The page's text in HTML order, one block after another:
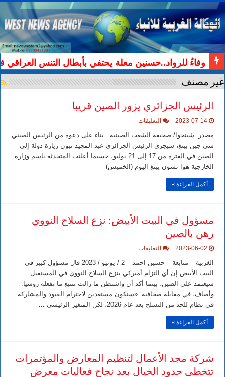
وفاءٌ للرواد..حسنين معلة يحتفي بأبطال التنس العراقي
غير مصنف
الرئيس الجزائري يزور الصين قريبا
2023-07-14 التعليقات
الجزائري
يزور
الصين
قريبا
مغلقة
مصدر: شينخوا/ صحيفة الشعب الصينية بناء على دعوة من الرئيس الصيني
شي جين بينغ، سيجري الرئيس الجزائري عبد المجيد تبون زيارة دولة إلى
الصين في الفترة من 17 إلى 21 يوليو، حسبما أعلنت المتحدثة باسم وزارة
الخارجية هوا تشون يينغ اليوم (الخميس)
أكمل القراءة »
مسؤول في البيت الأبيض: نزع السلاح النووي
رهن بالصين
2023-06-02 التعليقات
في
البيت
الأبيض:
نزع
السلاح
النووي
رهن
بالصين
الغربية – متابعة – حسين احمد – 2 / يونيو / 2023 قال مسؤول كبير في
البيت الأبيض إن أي التزام أميركي بنزع السلاح النووي في المستقبل
سيعتمد على الصين، بينما أكد أن واشنطن ما زالت تتتبع ما تفعله روسيا.
وأضاف، في مقابلة صحافية: «سنكون مستعدين لاحترام القيود والمشاركة
في نظام للحد من التسلح بعد عام 2026، لكن المتغير الرئيسي …
أكمل القراءة »
شركة مجد الأعمال لتنظيم المعارض والمؤتمرات
تتخطى حدود الخيال بعد نجاح فعاليات معرض